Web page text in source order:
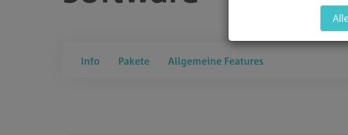
Info Pakete Allgemeine Features